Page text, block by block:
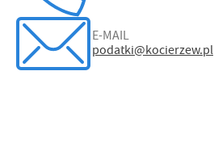
E-MAIL
podatki@kocierzew.pl